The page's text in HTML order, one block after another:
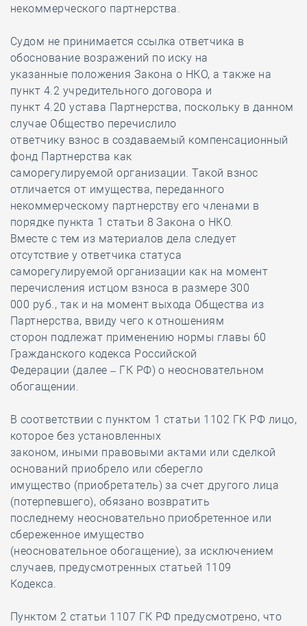
некоммерческого партнерства.
Судом не принимается ссылка ответчика в
обоснование возражений по иску на
указанные положения Закона о НКО, а также на
пункт 4.2 учредительного договора и
пункт 4.20 устава Партнерства, поскольку в данном
случае Общество перечислило
ответчику взнос в создаваемый компенсационный
фонд Партнерства как
саморегулируемой организации. Такой взнос
отличается от имущества, переданного
некоммерческому партнерству его членами в
порядке пункта 1 статьи 8 Закона о НКО.
Вместе с тем из материалов дела следует
отсутствие у ответчика статуса
саморегулируемой организации как на момент
перечисления истцом взноса в размере 300
000 руб., так и на момент выхода Общества из
Партнерства, ввиду чего к отношениям
сторон подлежат применению нормы главы 60
Гражданского кодекса Российской
Федерации (далее – ГК РФ) о неосновательном
обогащении.
В соответствии с пунктом 1 статьи 1102 ГК РФ лицо,
которое без установленных
законом, иными правовыми актами или сделкой
оснований приобрело или сберегло
имущество (приобретатель) за счет другого лица
(потерпевшего), обязано возвратить
последнему неосновательно приобретенное или
сбереженное имущество
(неосновательное обогащение), за исключением
случаев, предусмотренных статьей 1109
Кодекса.
Пунктом 2 статьи 1107 ГК РФ предусмотрено, что